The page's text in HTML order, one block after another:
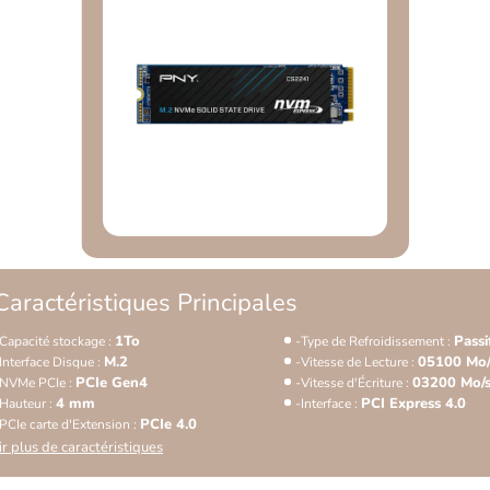
Principales
Capacité stockage : 1To
Interface Disque : M.2
NVMe PCIe : PCIe Gen4
Hauteur : 4 mm
PCIe carte d'Extension : PCIe 4.0
Type de Refroidissement :
Vitesse de Lecture : 05100
Vitesse d'Écriture : 03200 Mo/s
Interface : PCI Express 4.0
plus de caractéristiques